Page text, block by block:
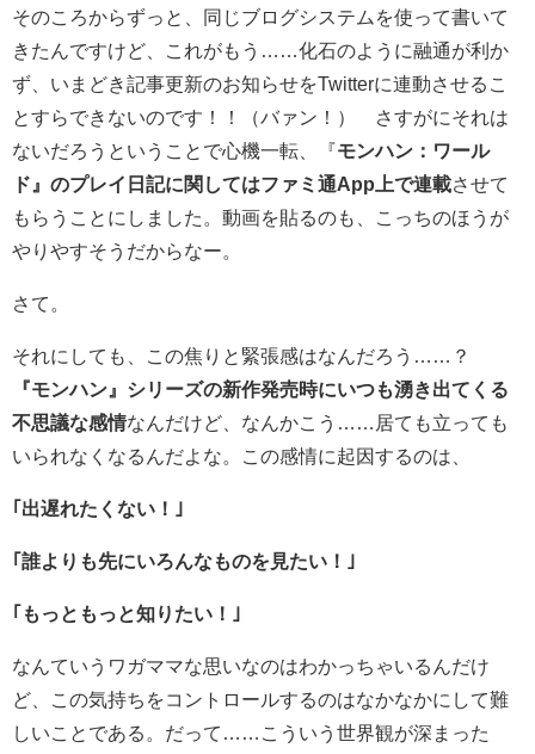
そのころからずっと、同じブログシステムを使って書いて
きたんですけど、これがもう……化石のように融通が利か
ず、いまどき記事更新のお知らせをTwitterに連動させるこ
とすらできないのです！！（バァン！） さすがにそれは
ないだろうということで心機一転、『モンハン：ワール
ド』のプレイ日記に関してはファミ通App上で連載させて
もらうことにしました。動画を貼るのも、こっちのほうが
やりやすそうだからなー。
さて。
それにしても、この焦りと緊張感はなんだろう……？
『モンハン』シリーズの新作発売時にいつも湧き出てくる
不思議な感情なんだけど、なんかこう……居ても立っても
いられなくなるんだよな。この感情に起因するのは、
｢出遅れたくない！｣
｢誰よりも先にいろんなものを見たい！｣
｢もっともっと知りたい！｣
なんていうワガママな思いなのはわかっちゃいるんだけ
ど、この気持ちをコントロールするのはなかなかにして難
しいことである。だって……こういう世界観が深まった